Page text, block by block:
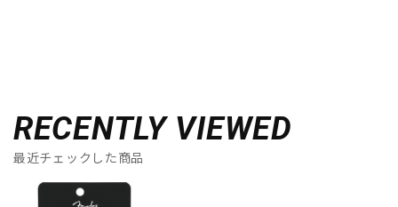
RECENTLY VIEWED
最近チェックした商品